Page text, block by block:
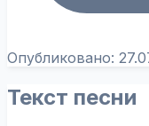
Опубликовано:
Текст песни